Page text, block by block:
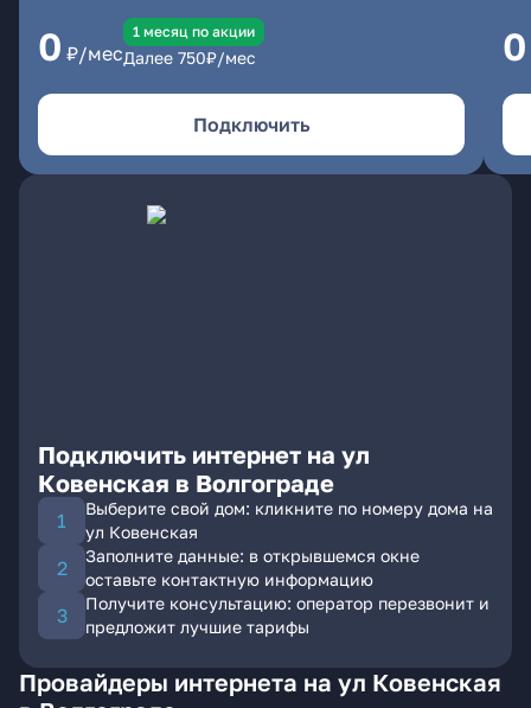
0 ₽/мес
1 месяц по акции
Далее 750₽/мес
Подключить
0
Подключить интернет на ул
Ковенская в Волгограде
Выберите свой дом: кликните по номеру дома на
ул Ковенская
Заполните данные: в открывшемся окне
оставьте контактную информацию
Получите консультацию: оператор перезвонит и
предложит лучшие тарифы
Провайдеры интернета на ул Ковенская